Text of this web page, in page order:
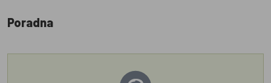
Poradna